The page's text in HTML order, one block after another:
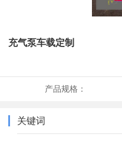
充气泵车载定制
产品规格：
关键词